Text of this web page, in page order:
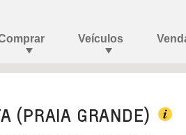
(PRAIA GRANDE)